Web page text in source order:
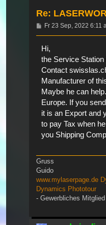
Re:
Beitrag
Fr 23 Sep, 2022 6:11
Hi,
the Service
Contact
Manufacturer of
Maybe he can
Europe. If you
it is an Export and
to pay Tax when
you Shipping
Gruss
Guido
www.mylaserpage.de
Dynamics Phototour
- Gewerbliches